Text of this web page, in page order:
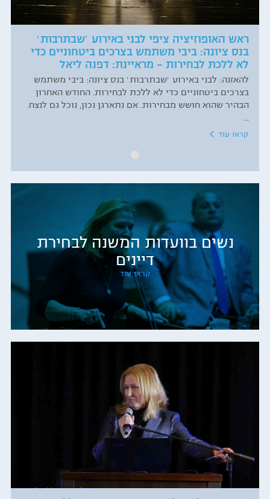
ראש האופוזיציה ציפי לבני באירוע ׳שבתרבות׳
בנס ציונה: ביבי משתמש בצרכים ביטחוניים כדי
לא ללכת לבחירות – מראיינת: דפנה ליאל
להאזנה: לבני באירוע ׳שבתרבות׳ בנס ציונה: ביבי משתמש
בצרכים ביטחוניים כדי לא ללכת לבחירות. החודש האחרון
הבהיר שהוא חושש מבחירות. אם נתארגן נכון, נוכל גם לנצח.
קראו עוד
נשים בוועדות המשנה לבחירת
דיינים
קראו עוד